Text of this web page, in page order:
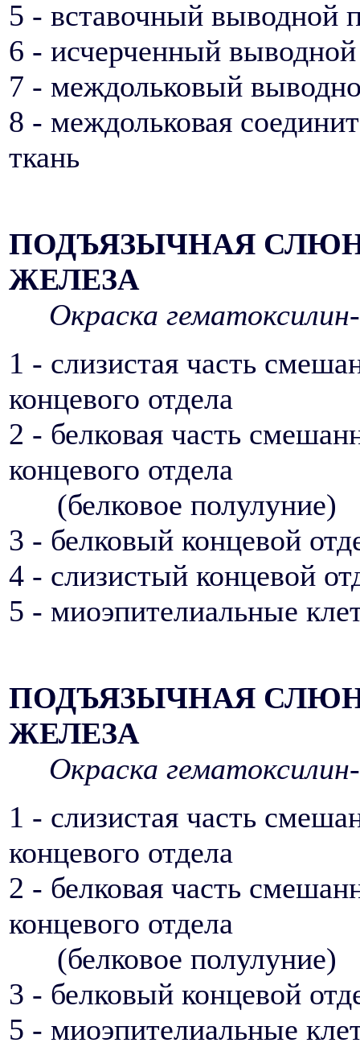
5 - вставочный выводной
6 - исчерченный
7 - междольковый
8 - междольковая
ткань
ПОДЪЯЗЫЧНАЯ
ЖЕЛЕЗА
Окраска
1 - слизистая часть
концевого отдела
2 - белковая часть
концевого отдела
(белковое полулуние)
3 - белковый концевой
4 - слизистый концевой
5 - миоэпителиальные
ПОДЪЯЗЫЧНАЯ
ЖЕЛЕЗА
Окраска
1 - слизистая часть
концевого отдела
2 - белковая часть
концевого отдела
(белковое полулуние)
3 - белковый концевой
5 - миоэпителиальные